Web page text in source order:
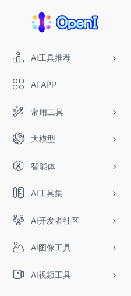
AI工具推荐
AI APP
常用工具
大模型
智能体
AI工具集
AI开发者社区
AI图像工具
AI视频工具